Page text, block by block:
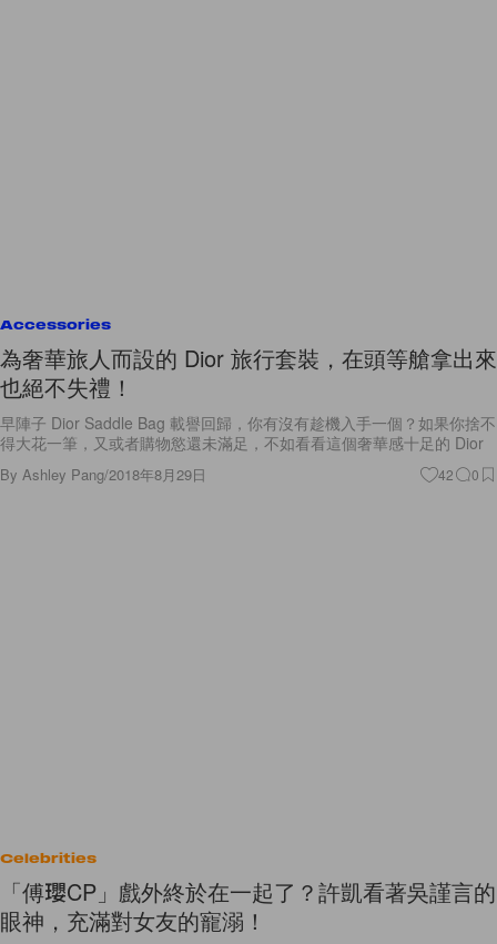
Accessories
為奢華旅人而設的 Dior 旅行套裝，在頭等艙拿出來
也絕不失禮！
早陣子 Dior Saddle Bag 載譽回歸，你有沒有趁機入手一個？如果你捨不
得大花一筆，又或者購物慾還未滿足，不如看看這個奢華感十足的 Dior
By Ashley Pang/2018年8月29日 42 0
Celebrities
「傅瓔CP」戲外終於在一起了？許凱看著吳謹言的
眼神，充滿對女友的寵溺！